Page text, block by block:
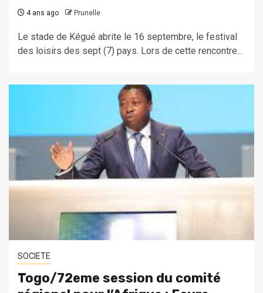
4 ans ago Prunelle
Le stade de Kégué abrite le 16 septembre, le festival
des loisirs des sept (7) pays. Lors de cette rencontre...
SOCIETE
Togo/72eme session du comité